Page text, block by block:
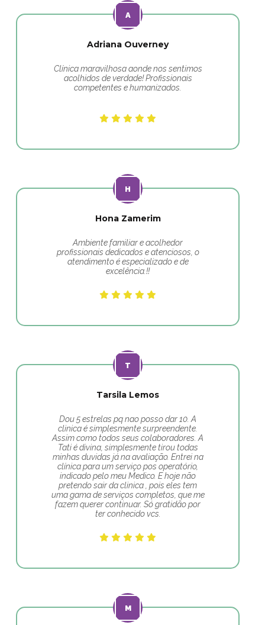
Adriana Ouverney
Clínica maravilhosa aonde nos sentimos
acolhidos de verdade! Profissionais
competentes e humanizados.
Hona Zamerim
Ambiente familiar e acolhedor
profissionais dedicados e atenciosos, o
atendimento é especializado e de
excelência.!!
Tarsila Lemos
Dou 5 estrelas pq nao posso dar 10. A
clinica é simplesmente surpreendente.
Assim como todos seus colaboradores. A
Tati é divina, simplesmente tirou todas
minhas duvidas já na avaliação. Entrei na
clínica para um serviço pos operatório,
indicado pelo meu Medico. E hoje não
pretendo sair da clinica , pois eles tem
uma gama de serviços completos, que me
fazem querer continuar. Só gratidão por
ter conhecido vcs.